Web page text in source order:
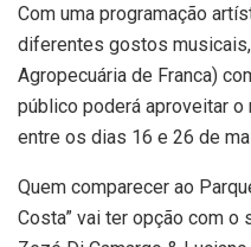
Com uma programação
diferentes gostos
Agropecuária de Franca)
público poderá aproveitar
entre os dias 16 e 26 de
Quem comparecer ao
Costa” vai ter opção com o